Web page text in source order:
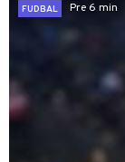
FUDBAL
Pre 6 min